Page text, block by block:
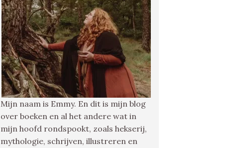
Mijn naam is Emmy. En dit is mijn blog
over boeken en al het andere wat in
mijn hoofd rondspookt, zoals hekserij,
mythologie, schrijven, illustreren en